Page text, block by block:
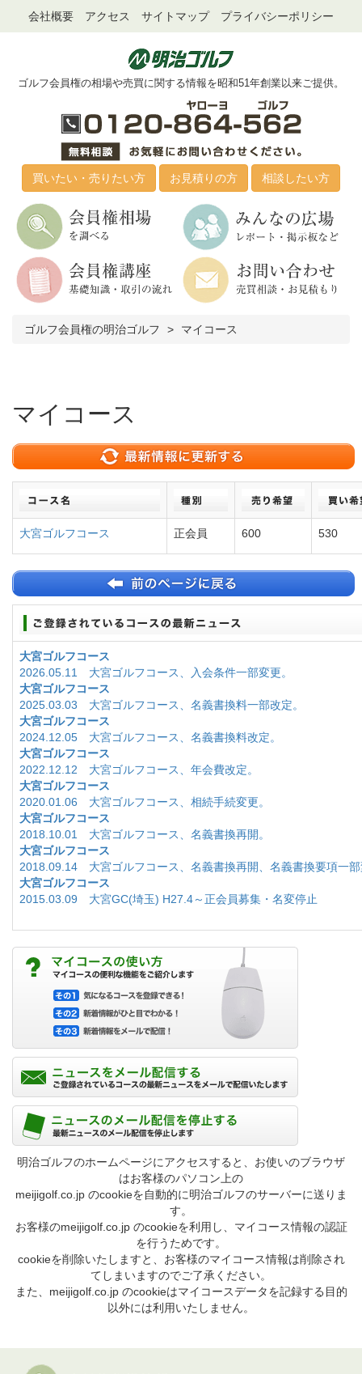
会社概要 アクセス サイトマップ プライバシーポリシー
ゴルフ会員権の相場や売買に関する情報を昭和51年創業以来ご提供。
買いたい・売りたい方 お見積りの方 相談したい方
ゴルフ会員権の明治ゴルフ マイコース
マイコース
大宮ゴルフコース 正会員 600 530
大宮ゴルフコース
2026.05.11 大宮ゴルフコース、入会条件一部変更。
大宮ゴルフコース
2025.03.03 大宮ゴルフコース、名義書換料一部改定。
大宮ゴルフコース
2024.12.05 大宮ゴルフコース、名義書換料改定。
大宮ゴルフコース
2022.12.12 大宮ゴルフコース、年会費改定。
大宮ゴルフコース
2020.01.06 大宮ゴルフコース、相続手続変更。
大宮ゴルフコース
2018.10.01 大宮ゴルフコース、名義書換再開。
大宮ゴルフコース
2018.09.14 大宮ゴルフコース、名義書換再開、名義書換要項一
大宮ゴルフコース
2015.03.09 大宮GC(埼玉) H27.4～正会員募集・名変停止
明治ゴルフのホームページにアクセスすると、お使いのブラウザ
はお客様のパソコン上の
meijigolf.co.jp のcookieを自動的に明治ゴルフのサーバーに送りま
す。
お客様のmeijigolf.co.jp のcookieを利用し、マイコース情報の認証
を行うためです。
cookieを削除いたしますと、お客様のマイコース情報は削除され
てしまいますのでご了承ください。
また、meijigolf.co.jp のcookieはマイコースデータを記録する目的
以外には利用いたしません。